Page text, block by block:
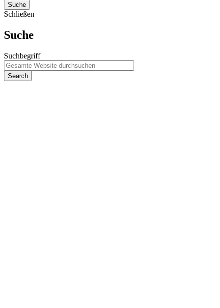
Suche
Schließen
Suche
Suchbegriff